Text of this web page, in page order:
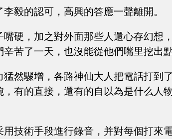
毅的認可，高興的答應一聲離開。
嘴硬，加之對外面那些人還心存幻想
苦了一天，也沒能從他們嘴里挖出點
猛然驟增，各路神仙大人把電話打到
有的直接，還有的自以為是什么人
技術手段進行錄音，并對每個打來